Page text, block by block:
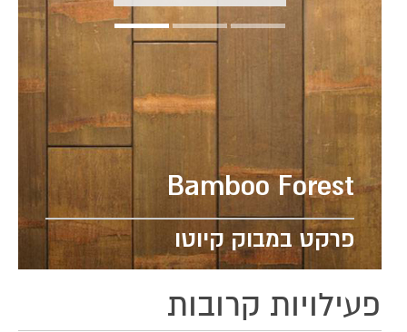
Bamboo Forest
פרקט במבוק קיוטו
פעילויות קרובות